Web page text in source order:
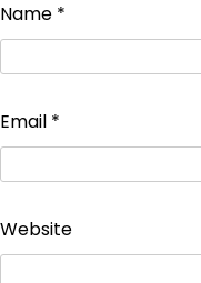
Name *
Email *
Website